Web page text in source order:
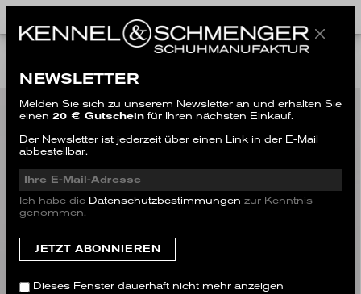
NEWSLETTER
Melden Sie sich zu unserem Newsletter an und erhalten Sie
einen 20 € Gutschein für Ihren nächsten Einkauf.
Der Newsletter ist jederzeit über einen Link in der E-Mail
abbestellbar.
Ich habe die Datenschutzbestimmungen zur Kenntnis
genommen.
Dieses Fenster dauerhaft nicht mehr anzeigen